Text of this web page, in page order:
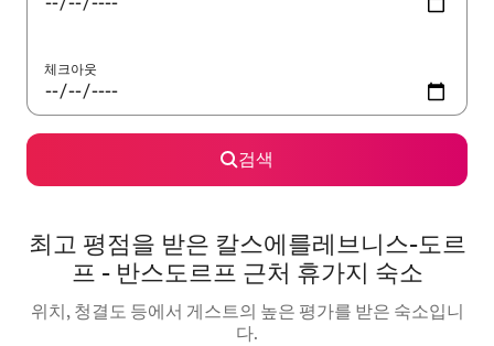
체크아웃
검색
최고 평점을 받은 칼스에를레브니스-도르
프 - 반스도르프 근처 휴가지 숙소
위치, 청결도 등에서 게스트의 높은 평가를 받은 숙소입니
다.